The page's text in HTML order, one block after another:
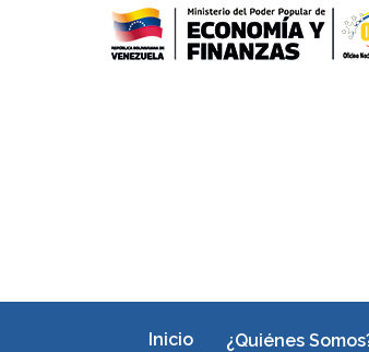
Inicio ¿Quiénes